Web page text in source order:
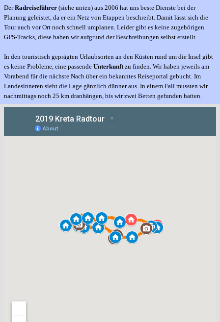
Der Radreiseführer (siehe unten) aus 2006 hat uns beste Dienste bei der
Planung geleistet, da er ein Netz von Etappen beschreibt. Damit lässt sich die
Tour auch vor Ort noch schnell umplanen. Leider gibt es keine zugehörigen
GPS-Tracks, diese haben wir aufgrund der Beschreibungen selbst erstellt.
In den touristisch geprägten Urlaubsorten an den Küsten rund um die Insel gibt
es keine Probleme, eine passende Unterkunft zu finden. Wir haben jeweils am
Vorabend für die nächste Nach über ein bekanntes Reiseportal gebucht. Im
Landesinneren sieht die Lage gänzlich dünner aus. In einem Fall mussten wir
nachmittags noch 25 km dranhängen, bis wir zwei Betten gefunden hatten.